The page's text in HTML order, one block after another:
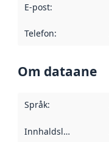
E-post:
Telefon:
Om dataane
Språk:
Innhaldsleverandørar